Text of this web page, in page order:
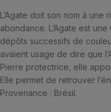
L’Agate doit son nom à
abondance. L’Agate est
dépôts successifs de
avaient usage de dire que
Pierre protectrice, elle
Elle permet de retrouver
Provenance : Brésil.